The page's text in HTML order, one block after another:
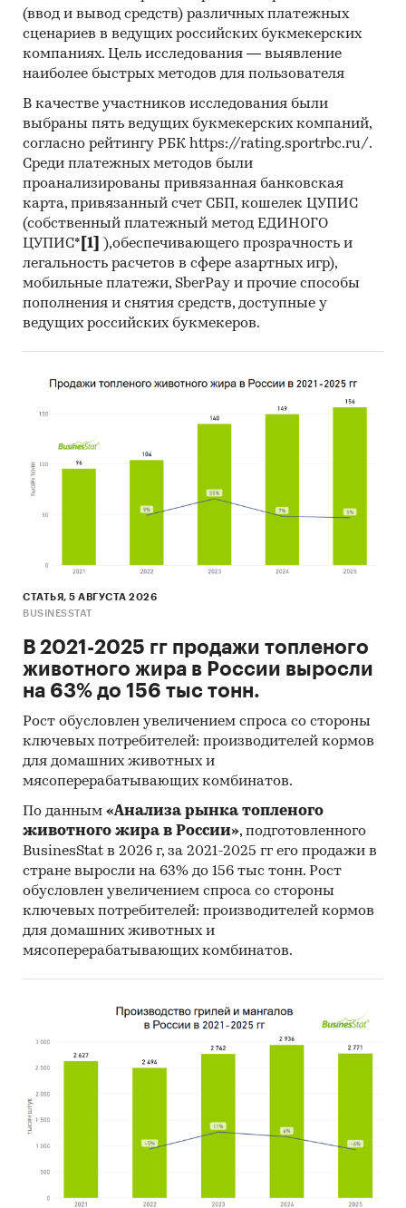
баланс спроса, предложения, складских
запасов камер видеонаблюдения
В обзоре продажи камер видеонаблюдения
детализированы:
по видам:аналоговые камеры, IP-камеры
по сферам применения:государственный
сектор, коммерческий сектор, частный
сектор
В обзоре представлены финансовые
рейтинги крупнейших производителей
камер видеонаблюдения: Эрвиай Групп,
Цифровые телевизионные системы, Кьютэк,
Дистрибьюшн и другие.
При подготовке обзора используется
официальная статистика и собранные
данные.
Информация профильных ведомств:
Министерство экономического развития
Федеральная таможенная служба
Федеральная налоговая служба
Таможенный союз ЕАЭС
Информация, собранная BusinesStat:
показатели торговли камерами
видеонаблюдения
оценки экспертов рынка электроники
Категории: Потребительские услуги
Охранные услуги
Видеонаблюдение
(ввод и вывод средств) различных платежных
сценариев в ведущих российских букмекерских
компаниях. Цель исследования — выявление
наиболее быстрых методов для пользователя
В качестве участников исследования были
выбраны пять ведущих букмекерских компаний,
согласно рейтингу РБК https://rating.sportrbc.ru/.
Среди платежных методов были
проанализированы привязанная банковская
карта, привязанный счет СБП, кошелек ЦУПИС
(собственный платежный метод ЕДИНОГО
ЦУПИС* [1]
),обеспечивающего прозрачность и
легальность расчетов в сфере азартных игр),
мобильные платежи, SberPay и прочие способы
пополнения и снятия средств, доступные у
ведущих российских букмекеров.
СТАТЬЯ, 5 АВГУСТА 2026
BUSINESSTAT
В 2021-2025 гг продажи топленого
животного жира в России выросли
на 63% до 156 тыс тонн.
Рост обусловлен увеличением спроса со стороны
ключевых потребителей: производителей кормов
для домашних животных и
мясоперерабатывающих комбинатов.
По данным «Анализа рынка топленого
животного жира в России», подготовленного
BusinesStat в 2026 г, за 2021-2025 гг его продажи в
стране выросли на 63% до 156 тыс тонн. Рост
обусловлен увеличением спроса со стороны
ключевых потребителей: производителей кормов
для домашних животных и
мясоперерабатывающих комбинатов.